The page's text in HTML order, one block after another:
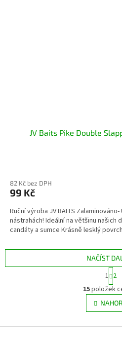
JV Baits Pike Double
82 Kč bez DPH
99 Kč
Ruční výroba JV BAITS
nástrahách! Ideální na většinu našich
candáty a sumce Krásně lesklý
O
v
l
á
NAČÍST
S
t
r
á
n
k
v
1 2
15položek